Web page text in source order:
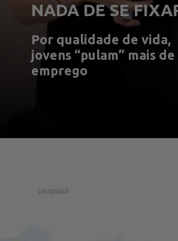
NADA DE SE
Por qualidade de vida,
jovens “pulam” mais de
emprego
Unsplash